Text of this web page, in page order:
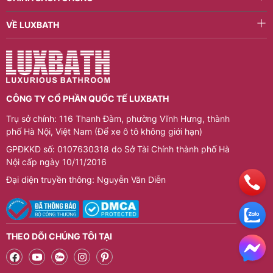
hợp tính năng tiết kiệm nước, giúp giảm chi phí sinh
hoạt mà vẫn đảm bảo hiệu suất sử dụng. Sản phẩm
đa dạng mẫu mã, phù hợp với nhiều phong cách thiết
kế phòng tắm từ hiện đại đến tối giản. Đây là lựa
chọn lý tưởng cho không gian sống tiện nghi và bền
vững.
CÔNG TY CỔ PHẦN QUỐC TẾ LUXBATH
Trụ sở chính: 116 Thanh Đàm, phường Vĩnh Hưng, thành
phố Hà Nội, Việt Nam (Để xe ô tô không giới hạn)
GPĐKKD số: 0107630318 do Sở Tài Chính thành phố Hà
Nội cấp ngày 10/11/2016
Đại diện truyền thông: Nguyễn Văn Diễn
VỀ LUXBATH
THEO DÕI CHÚNG TÔI TẠI